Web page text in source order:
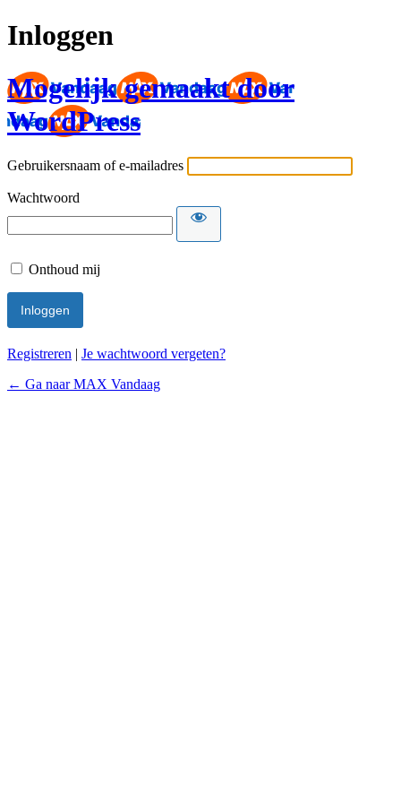
Inloggen
Mogelijk gemaakt door
WordPress
Gebruikersnaam of e-mailadres
Wachtwoord
Onthoud mij
Registreren | Je wachtwoord vergeten?
← Ga naar MAX Vandaag